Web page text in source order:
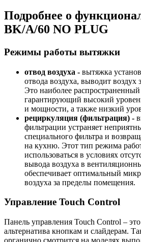
Подробнее о
BK/A/60 NO PLUG
Режимы работы вытяжки
отвод воздуха - вытяжка
отвода воздуха, выводит
Это наиболее
гарантирующий высокий
и мощности, а также низкий
рециркуляция (фильтрация) -
фильтрации устраняет
специального фильтра и
на кухню. Этот тип режима
использоваться в условиях
вывода воздуха в
обеспечивает оптимальный
воздуха за пределы помещения.
Управление Touch Control
Панель управления Touch Control –
альтернатива кнопкам и слайдерам.
органично смотрится на моделях